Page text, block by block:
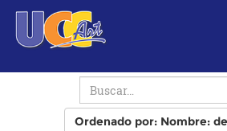
Ordenado por: Nombre: